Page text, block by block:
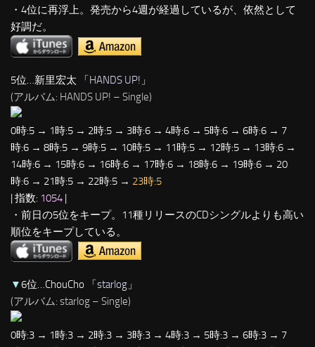
・4位に再浮上。発売から4週が経過しているが、依然として
好調だ。
5位…新里宏太 「HANDS UP! 」
(アルバム: HANDS UP! – Single)
0時:5 → 1時:5 → 2時:5 → 3時:6 → 4時:6 → 5時:6 → 6時:6 → 7
時:6 → 8時:5 → 9時:5 → 10時:5 → 11時:5 → 12時:5 → 13時:6 →
14時:6 → 15時:6 → 16時:6 → 17時:6 → 18時:6 → 19時:6 → 20
時:6 → 21時:5 → 22時:5 → 23時:5
| 指数: 1054 |
・前日の5位をキープ。11種リリースのCDシングルよりも高い
順位をキープしている。
▼6位…ChouCho 「 starlog 」
(アルバム: starlog – Single)
0時:3 → 1時:3 → 2時:3 → 3時:3 → 4時:3 → 5時:3 → 6時:3 → 7